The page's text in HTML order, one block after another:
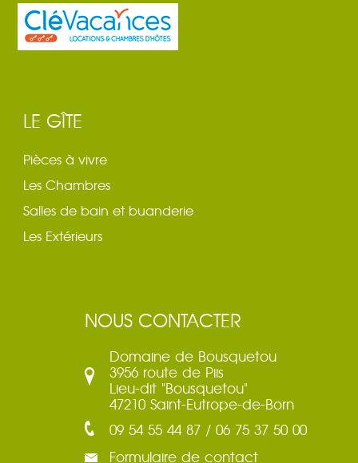
LE GÎTE
Pièces à vivre
Les Chambres
Salles de bain et buanderie
Les Extérieurs
NOUS CONTACTER
Domaine de Bousquetou
3956 route de Piis
Lieu-dit "Bousquetou"
47210 Saint-Eutrope-de-Born
09 54 55 44 87 / 06 75 37 50 00
Formulaire de contact